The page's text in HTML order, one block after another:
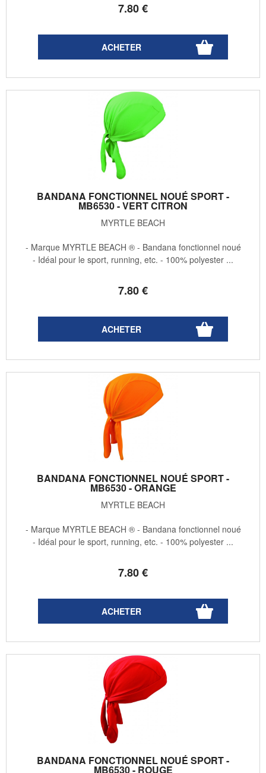
7.80€
BANDANA FONCTIONNEL NOUÉ SPORT -
MB6530 - VERT CITRON
MYRTLE BEACH
7.80€
- Marque MYRTLE BEACH ® - Bandana fonctionnel noué
- Idéal pour le sport, running, etc. - 100% polyester ...
BANDANA FONCTIONNEL NOUÉ SPORT -
MB6530 - ORANGE
MYRTLE BEACH
7.80€
- Marque MYRTLE BEACH ® - Bandana fonctionnel noué
- Idéal pour le sport, running, etc. - 100% polyester ...
BANDANA FONCTIONNEL NOUÉ SPORT -
MB6530 - ROUGE